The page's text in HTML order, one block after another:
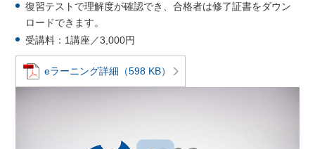
復習テストで理解度が確認でき、合格者は修了証書をダウン
ロードできます。
受講料：1講座／3,000円
eラーニング詳細（598 KB）